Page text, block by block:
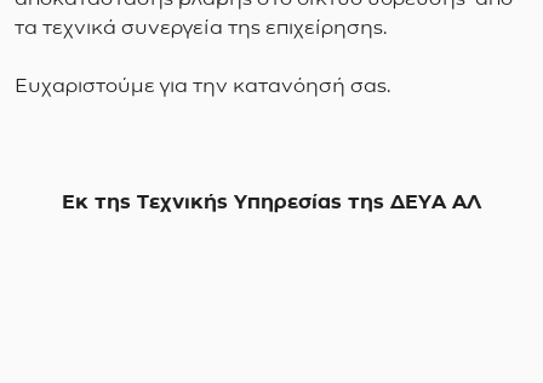
τα τεχνικά συνεργεία της επιχείρησης.
Ευχαριστούμε για την κατανόησή σας.
Εκ της Τεχνικής Υπηρεσίας της ΔΕΥΑ ΑΛ